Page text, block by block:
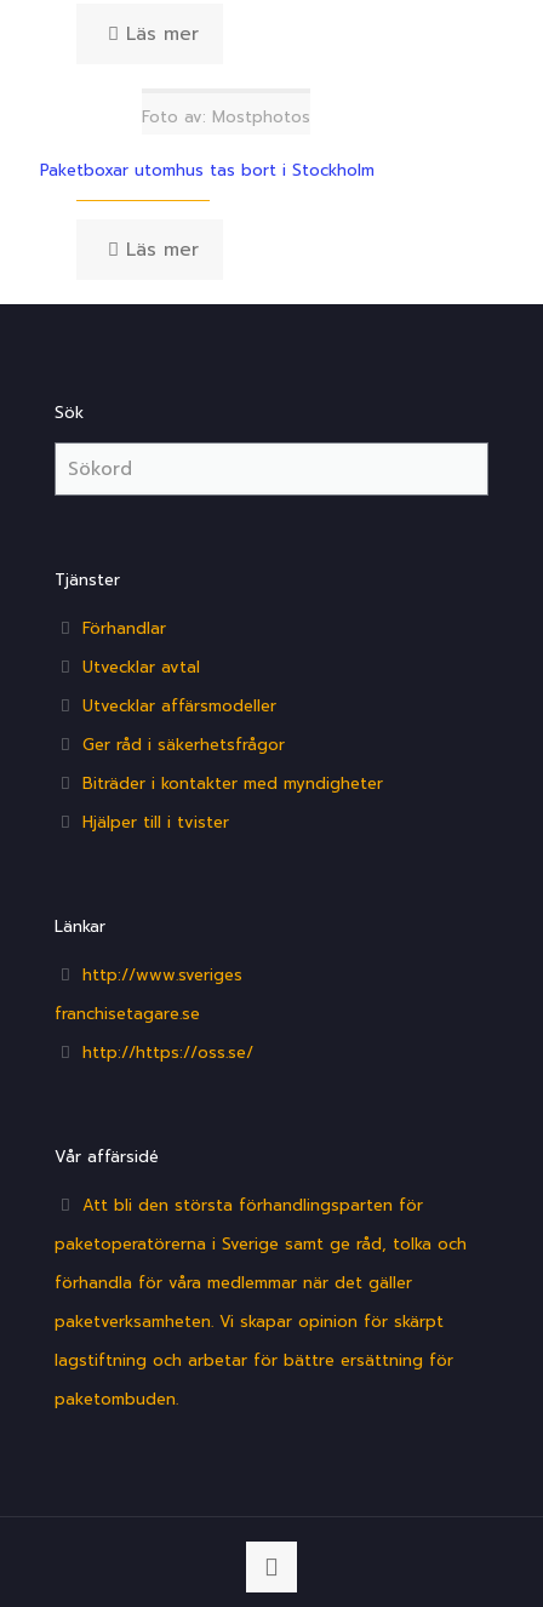
Läs mer
Foto av: Mostphotos
Paketboxar utomhus tas bort i Stockholm
Läs mer
Sök
Tjänster
Förhandlar
Utvecklar avtal
Utvecklar affärsmodeller
Ger råd i säkerhetsfrågor
Biträder i kontakter med myndigheter
Hjälper till i tvister
Länkar
http://www.sveriges
franchisetagare.se
http://https://oss.se/
Vår affärsidé
Att bli den största förhandlingsparten för
paketoperatörerna i Sverige samt ge råd, tolka och
förhandla för våra medlemmar när det gäller
paketverksamheten. Vi skapar opinion för skärpt
lagstiftning och arbetar för bättre ersättning för
paketombuden.